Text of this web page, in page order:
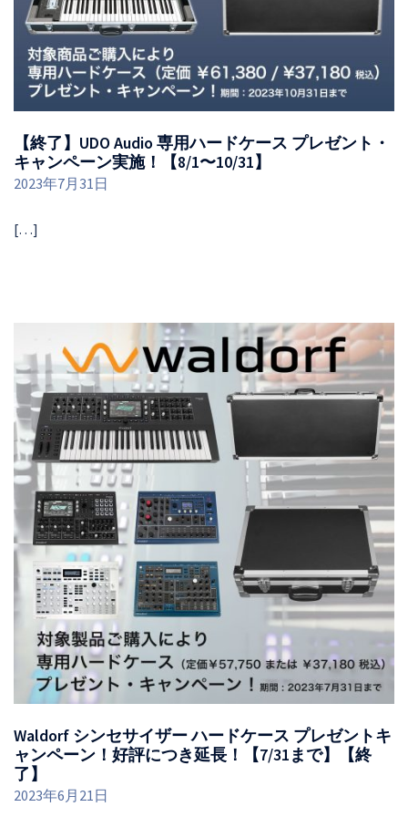
【終了】UDO Audio 専用ハードケース プレゼント・
キャンペーン実施！【8/1〜10/31】
2023年7月31日
[…]
Waldorf シンセサイザー ハードケース プレゼントキ
ャンペーン！好評につき延長！【7/31まで】【終
了】
2023年6月21日